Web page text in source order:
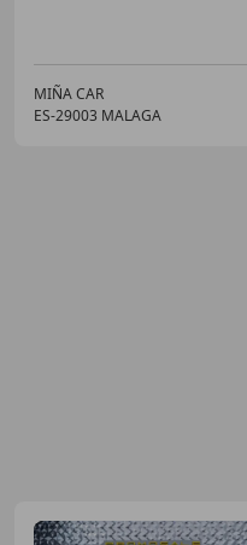
MIÑA CAR
ES-29003 MALAGA